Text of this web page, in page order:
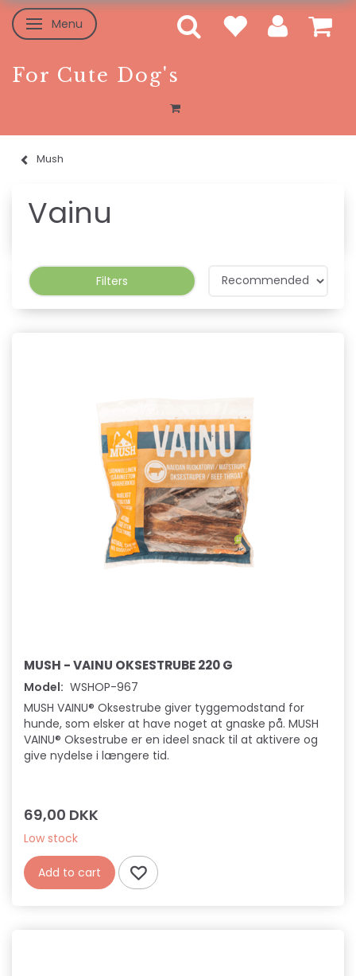
Toggle navigation
Menu
For Cute Dog's
Mush
Vainu
Filters
MUSH - VAINU OKSESTRUBE 220 G
Model: WSHOP-967
MUSH VAINU® Oksestrube giver tyggemodstand for
hunde, som elsker at have noget at gnaske på. MUSH
VAINU® Oksestrube er en ideel snack til at aktivere og
give nydelse i længere tid.
69,00 DKK
Low stock
Add to cart